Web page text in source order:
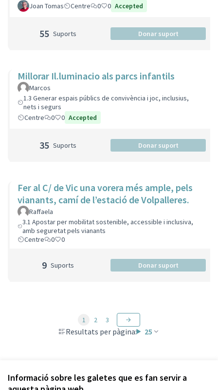
Informació sobre les galetes que es fan servir a
Joan Tomas Centre 0 0 Accepted
55 Suports Donar suport
Millorar Il.luminacio als parcs infantils
Marcos
1.3 Generar espais públics de convivència i joc, inclusius,
nets i segurs
Centre
0 0 Accepted
35 Suports Donar suport
Fer al C/ de Vic una vorera més ample, pels
vianants, camí de l’estació de Volpalleres.
Raffaela
3.1 Apostar per mobilitat sostenible, accessible i inclusiva,
amb seguretat pels vianants
Centre
0 0
9 Suports Donar suport
Resultats per pàgina: 25
1 2 3
Veure totes les propostes retirades